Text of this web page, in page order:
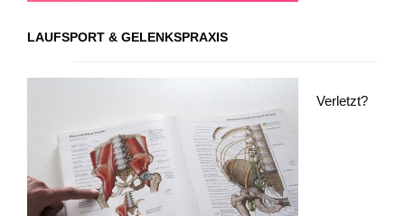
LAUFSPORT & GELENKSPRAXIS
Verletzt?